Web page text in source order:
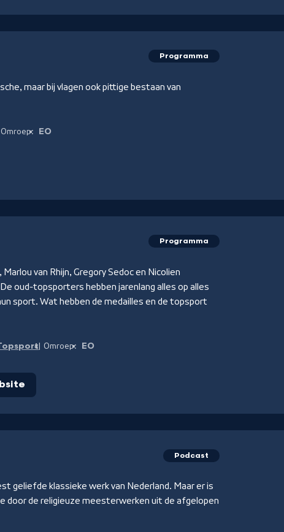
Programma
maar bij vlagen ook pittige bestaan van
Omroep: EO
Programma
van Rhijn, Gregory Sedoc en Nicolien
oud-topsporters hebben jarenlang alles op alles
sport. Wat hebben de medailles en de topsport
Omroep: EO
Podcast
geliefde klassieke werk van Nederland. Maar er is
door de religieuze meesterwerken uit de afgelopen